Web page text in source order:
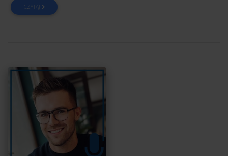
CZYTAJ